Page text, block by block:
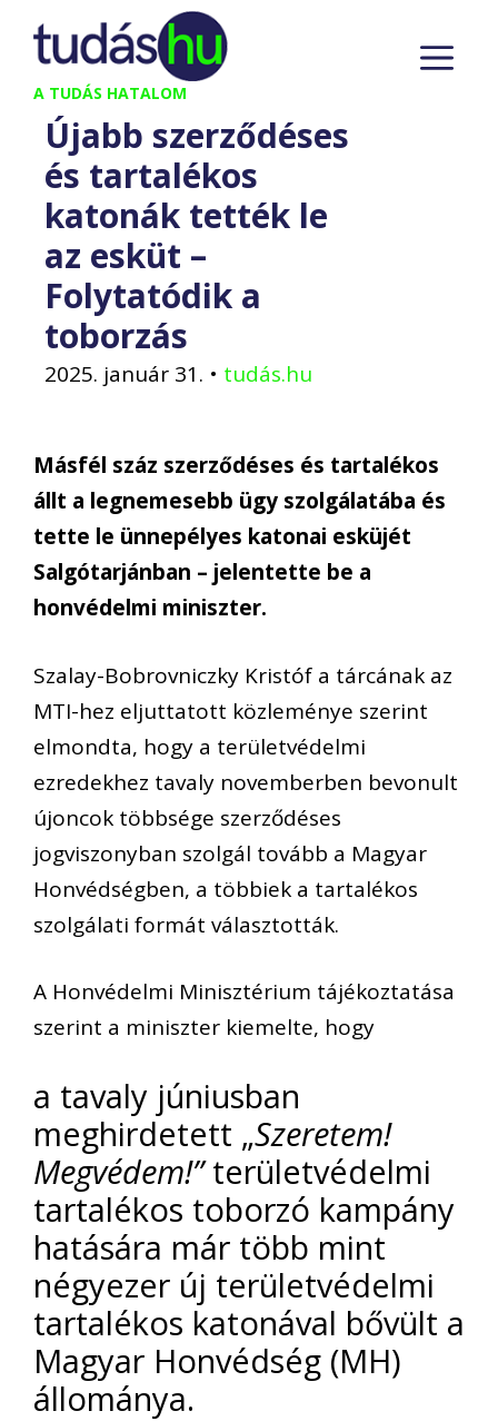
Kilépés
tartalomba
A TUDÁS HATALOM
Újabb szerződéses
és tartalékos
katonák tették le
az esküt –
Folytatódik a
toborzás
2025. január 31. • tudás.hu
Másfél száz szerződéses és tartalékos
állt a legnemesebb ügy szolgálatába és
tette le ünnepélyes katonai esküjét
Salgótarjánban – jelentette be a
honvédelmi miniszter.
Szalay-Bobrovniczky Kristóf a tárcának az
MTI-hez eljuttatott közleménye szerint
elmondta, hogy a területvédelmi
ezredekhez tavaly novemberben bevonult
újoncok többsége szerződéses
jogviszonyban szolgál tovább a Magyar
Honvédségben, a többiek a tartalékos
szolgálati formát választották.
A Honvédelmi Minisztérium tájékoztatása
szerint a miniszter kiemelte, hogy
a tavaly júniusban
meghirdetett „Szeretem!
Megvédem!”területvédelmi
tartalékos toborzó kampány
hatására már több mint
négyezer új területvédelmi
tartalékos katonával bővült a
Magyar Honvédség (MH)
állománya.